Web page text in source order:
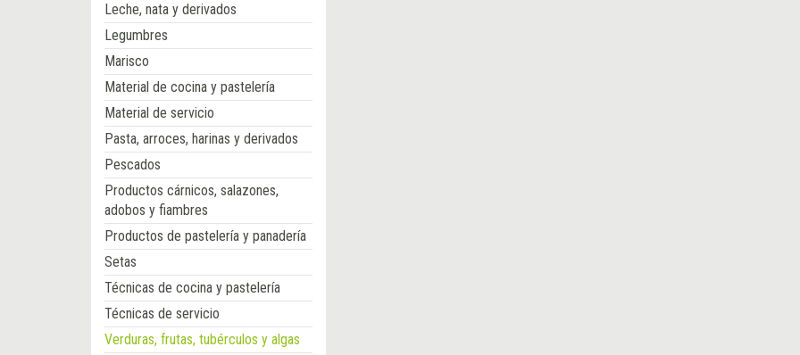
Leche, nata y derivados
Legumbres
Marisco
Material de cocina y pastelería
Material de servicio
Pasta, arroces, harinas y derivados
Pescados
Productos cárnicos, salazones,
adobos y fiambres
Productos de pastelería y panadería
Setas
Técnicas de cocina y pastelería
Técnicas de servicio
Verduras, frutas, tubérculos y algas